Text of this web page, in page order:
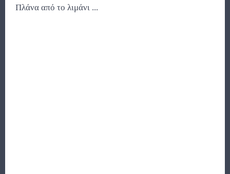
Πλάνα από το λιμάνι ...